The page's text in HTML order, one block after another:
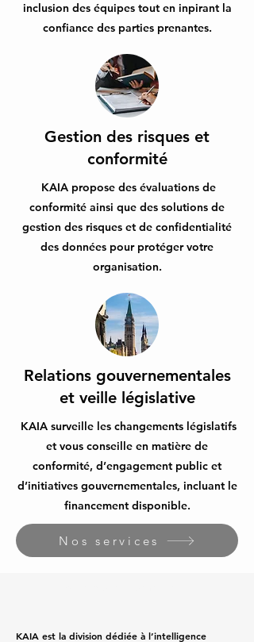
inclusion des équipestout en inpirant la
confiance des parties prenantes.
Gestion des risques et
conformité
KAIA propose des évaluations de
conformité ainsi que des solutions de
gestion des risques et de confidentialité
des données pour protéger votre
organisation.
Relations gouvernementales
et veille législative
KAIA surveille les changements législatifs
et vous conseille en matière de
conformité, d’engagement public et
d’initiatives gouvernementales, incluant le
financement disponible.
Nos services
KAIA est la division dédiée à l’intelligence